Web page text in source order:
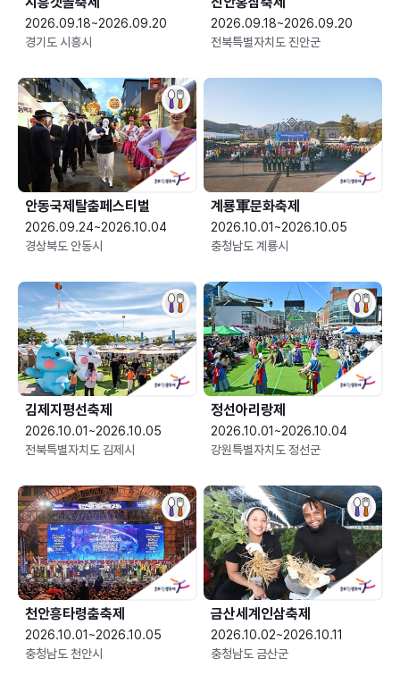
2026.09.18~2026.09.20
경기도 시흥시
2026.09.18~2026.09.20
전북특별자치도 진안군
안동국제탈춤페스티벌
2026.09.24~2026.10.04
경상북도 안동시
2026.10.01~2026.10.05
충청남도 계룡시
김제지평선축제
2026.10.01~2026.10.05
전북특별자치도 김제시
정선아리랑제
2026.10.01~2026.10.04
강원특별자치도 정선군
천안흥타령춤축제
2026.10.01~2026.10.05
충청남도 천안시
금산세계인삼축제
2026.10.02~2026.10.11
충청남도 금산군